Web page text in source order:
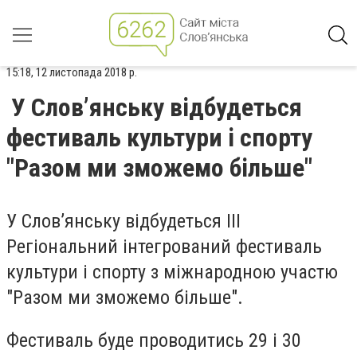
15:18, 12 листопада 2018 р.
У Слов’янську відбудеться
фестиваль культури і спорту
"Разом ми зможемо більше"
У Слов’янську відбудеться ІІІ
Регіональний інтегрований фестиваль
культури і спорту з міжнародною участю
"Разом ми зможемо більше".
Фестиваль буде проводитись 29 і 30